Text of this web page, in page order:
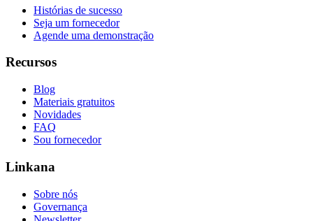
Histórias de sucesso
Seja um fornecedor
Agende uma demonstração
Recursos
Blog
Materiais gratuitos
Novidades
FAQ
Sou fornecedor
Linkana
Sobre nós
Governança